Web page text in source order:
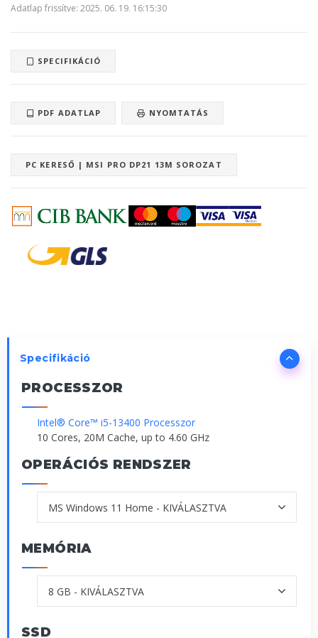
Adatlap frissítve: 2025. 06. 19. 16:15:30
SPECIFIKÁCIÓ
PDF ADATLAP NYOMTATÁS
PC KERESŐ | MSI PRO DP21 13M SOROZAT
Specifikáció
PROCESSZOR
Intel® Core™ i5-13400 Processzor
10 Cores, 20M Cache, up to 4.60 GHz
OPERÁCIÓS RENDSZER
MEMÓRIA
SSD